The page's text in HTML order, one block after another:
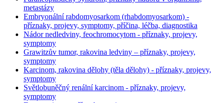
metastázy
Embryonální rabdomyosarkom (rhabdomyosarkom) -
příznaky, projevy, symptomy, příčina, léčba, diagnostika
Nádor nedledviny, feochromocytom - příznaky, projevy,
symptomy
Grawitzův tumor, rakovina ledviny – příznaky, projevy,
symptomy
Karcinom, rakovina dělohy (těla dělohy) - příznaky, projevy,
symptomy
Světlobuněčný renální karcinom - příznaky, projevy,
symptomy